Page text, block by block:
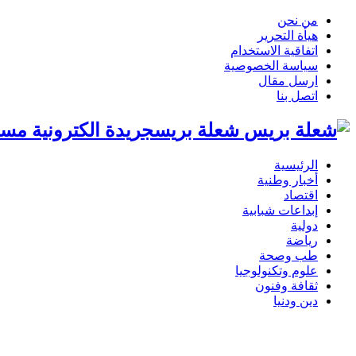
من نحن
هيأة التحرير
اتفاقية الاستخدام
سياسة الخصوصية
ارسل مقال
اتصل بنا
شعلة بريسجريدة الكترونية
الرئيسية
أخبار وطنية
اقتصاد
إبداعات شبابية
دولية
رياضة
طب وصحة
علوم وتكنولوجيا
ثقافة وفنون
دين ودنيا